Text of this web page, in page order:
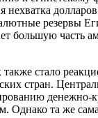
нехватка
резервы
большую часть
также стало
стран.
денежно-
та же